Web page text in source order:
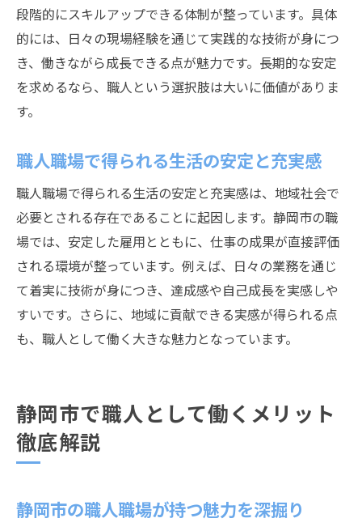
段階的にスキルアップできる体制が整っています。具体
的には、日々の現場経験を通じて実践的な技術が身につ
き、働きながら成長できる点が魅力です。長期的な安定
を求めるなら、職人という選択肢は大いに価値がありま
す。
職人職場で得られる生活の安定と充実感
職人職場で得られる生活の安定と充実感は、地域社会で
必要とされる存在であることに起因します。静岡市の職
場では、安定した雇用とともに、仕事の成果が直接評価
される環境が整っています。例えば、日々の業務を通じ
て着実に技術が身につき、達成感や自己成長を実感しや
すいです。さらに、地域に貢献できる実感が得られる点
も、職人として働く大きな魅力となっています。
静岡市で職人として働くメリット
徹底解説
静岡市の職人職場が持つ魅力を深掘り